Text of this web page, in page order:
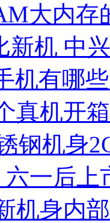
大内存
新机 中
机有哪
真机开
钢机身
六一后上
机身内